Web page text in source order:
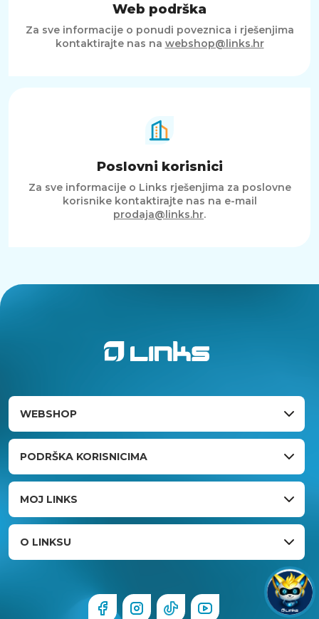
Web podrška
Za sve informacije o ponudi poveznica i rješenjima
kontaktirajte nas na webshop@links.hr
Poslovni korisnici
Za sve informacije o Links rješenjima za poslovne
korisnike kontaktirajte nas na e-mail
prodaja@links.hr.
WEBSHOP
PODRŠKA KORISNICIMA
MOJ LINKS
O LINKSU